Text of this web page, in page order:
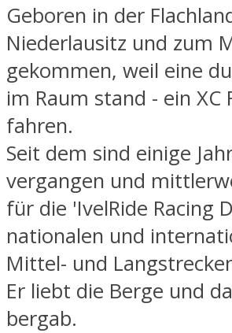
Geboren in der
Niederlausitz und zum
gekommen, weil eine
im Raum stand - ein XC
fahren.
Seit dem sind einige
vergangen und
für die 'IvelRide Racing
nationalen und
Mittel- und
Er liebt die Berge und
bergab.